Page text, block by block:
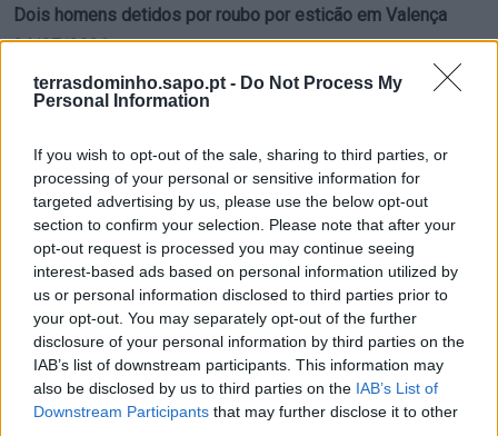
terrasdominho.sapo.pt - Do Not Process My
Personal Information
If you wish to opt-out of the sale, sharing to third parties, or
processing of your personal or sensitive information for
targeted advertising by us, please use the below opt-out
section to confirm your selection. Please note that after your
opt-out request is processed you may continue seeing
interest-based ads based on personal information utilized by
us or personal information disclosed to third parties prior to
your opt-out. You may separately opt-out of the further
disclosure of your personal information by third parties on the
IAB’s list of downstream participants. This information may
also be disclosed by us to third parties on the IAB’s List of
Downstream Participants that may further disclose it to other
Dois homens detidos por roubo por esticão em Valença
24/07/2026
Município de Caminha devolve Parque Infantil de Azevedo à
população
23/07/2026